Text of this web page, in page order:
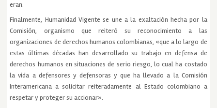
eran.
Finalmente, Humanidad Vigente se une a la exaltación hecha por la
Comisión, organismo que reiteró su reconocimiento a las
organizaciones de derechos humanos colombianas, «que a lo largo de
estas últimas décadas han desarrollado su trabajo en defensa de
derechos humanos en situaciones de serio riesgo, lo cual ha costado
la vida a defensores y defensoras y que ha llevado a la Comisión
Interamericana a solicitar reiteradamente al Estado colombiano a
respetar y proteger su accionar».